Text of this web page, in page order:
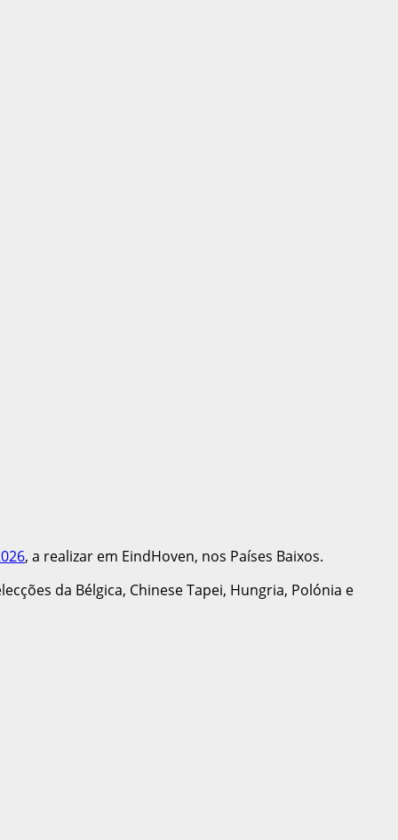
, a realizar em EindHoven, nos Países Baixos.
da Bélgica, Chinese Tapei, Hungria, Polónia e